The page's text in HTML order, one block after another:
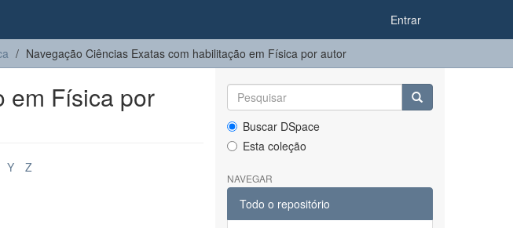
Entrar
Navegação Ciências Exatas com habilitação em Física por autor
em Física por
Y Z
Buscar DSpace
Esta coleção
NAVEGAR
Todo o repositório